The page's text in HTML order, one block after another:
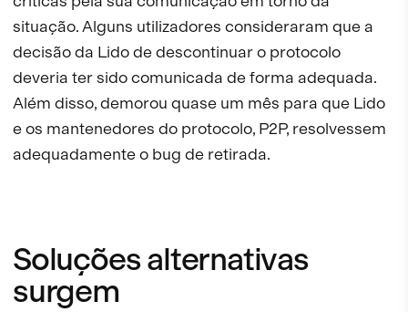
situação. Alguns utilizadores consideraram que a
decisão da Lido de descontinuar o protocolo
deveria ter sido comunicada de forma adequada.
Além disso, demorou quase um mês para que Lido
e os mantenedores do protocolo, P2P, resolvessem
adequadamente o bug de retirada.
Soluções alternativas
surgem